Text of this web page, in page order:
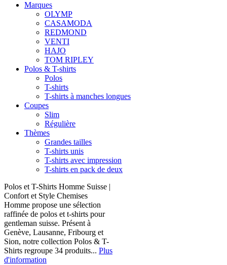
Marques
OLYMP
CASAMODA
REDMOND
VENTI
HAJO
TOM RIPLEY
Polos & T-shirts
Polos
T-shirts
T-shirts à manches longues
Coupes
Slim
Régulière
Thèmes
Grandes tailles
T-shirts unis
T-shirts avec impression
T-shirts en pack de deux
Polos et T-Shirts Homme Suisse |
Confort et Style Chemises
Homme propose une sélection
raffinée de polos et t-shirts pour
gentleman suisse. Présent à
Genève, Lausanne, Fribourg et
Sion, notre collection Polos & T-
Shirts regroupe 34 produits... Plus
d'information